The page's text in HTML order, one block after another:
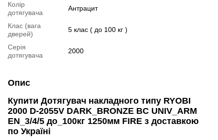
Колір
дотягувача
Антрацит
Клас (вага
дверей)
5 клас ( до 100 кг )
Серія
дотягувача
2000
Опис
Купити Дотягувач накладного типу RYOBI
2000 D-2055V DARK_BRONZE BC UNIV_ARM
EN_3/4/5 до_100кг 1250мм FIRE з доставкою
по Україні